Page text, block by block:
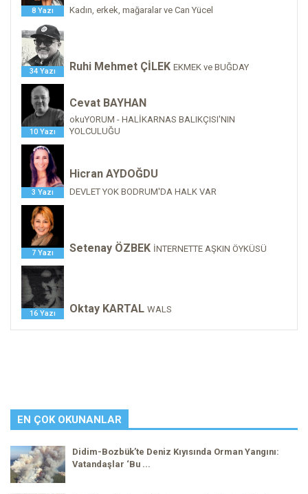
8 Yazı Kadın, erkek, mağaralar ve Can Yücel
34 Yazı Ruhi Mehmet ÇİLEK EKMEK ve BUĞDAY
10 Yazı
Cevat BAYHAN
okuYORUM - HALİKARNAS BALIKÇISI'NIN
YOLCULUĞU
3 Yazı
Hicran AYDOĞDU
DEVLET YOK BODRUM'DA HALK VAR
7 Yazı Setenay ÖZBEK İNTERNETTE AŞKIN ÖYKÜSÜ
16 Yazı Oktay KARTAL WALS
EN ÇOK OKUNANLAR
Didim-Bozbük’te Deniz Kıyısında Orman Yangını:
Vatandaşlar ‘Bu ...